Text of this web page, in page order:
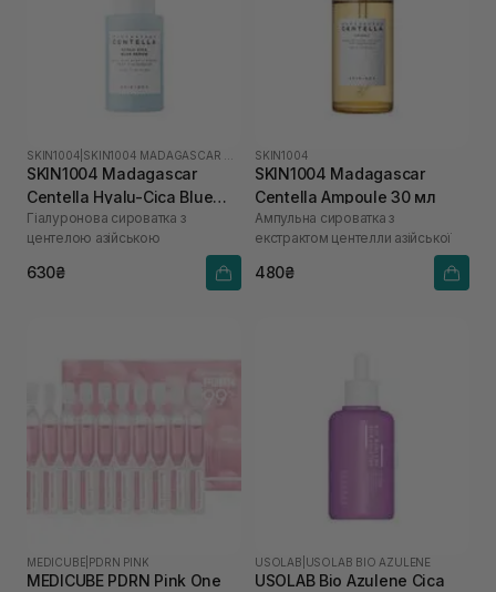
SKIN1004
SKIN1004 Madagascar
Centella Hyalu-Cica Blue
Serum 30 мл
Гіалуронова сироватка з
центелою азійською
630₴
SKIN1004
SKIN1004 Madagascar
Centella Ampoule 30 мл
Ампульна сироватка з
екстрактом центелли азійської
480₴
MEDICUBE PDRN PINK
MEDICUBE PDRN Pink One
USOLAB USOLAB BIO AZULENE
USOLAB Bio Azulene Cica